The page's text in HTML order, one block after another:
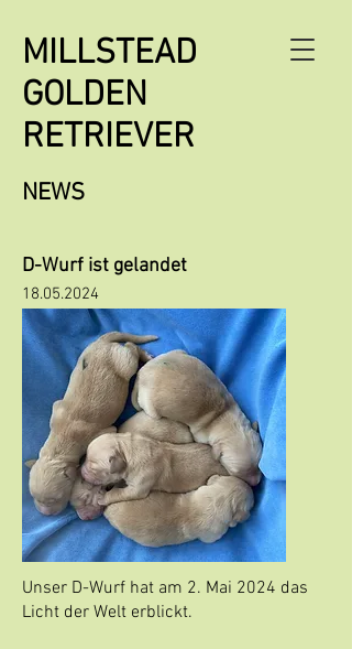
MILLSTEAD
GOLDEN
RETRIEVER
NEWS
D-Wurf ist gelandet
18.05.2024
Unser D-Wurf hat am 2. Mai 2024 das
Licht der Welt erblickt.